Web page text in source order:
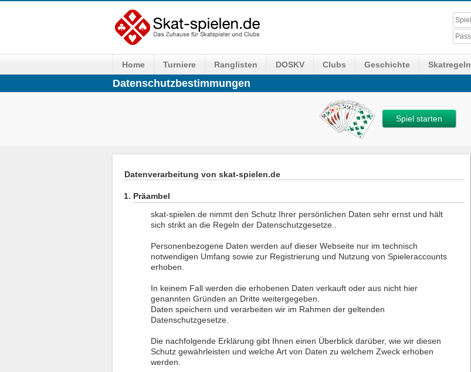
Home Turniere Ranglisten DOSKV Clubs Geschichte Skatregeln
Datenschutzbestimmungen
Spiel starten
Datenverarbeitung von skat-spielen.de
Präambel
skat-spielen.de nimmt den Schutz Ihrer persönlichen Daten sehr ernst und hält
sich strikt an die Regeln der Datenschutzgesetze..
Personenbezogene Daten werden auf dieser Webseite nur im technisch
notwendigen Umfang sowie zur Registrierung und Nutzung von Spieleraccounts
erhoben.
In keinem Fall werden die erhobenen Daten verkauft oder aus nicht hier
genannten Gründen an Dritte weitergegeben.
Daten speichern und verarbeiten wir im Rahmen der geltenden
Datenschutzgesetze.
Die nachfolgende Erklärung gibt Ihnen einen Überblick darüber, wie wir diesen
Schutz gewährleisten und welche Art von Daten zu welchem Zweck erhoben
werden.